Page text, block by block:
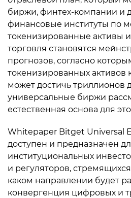
биржи, финтех-компании и
финансовые институты по
токенизированные активы
торговля становятся
прогнозов, согласно
токенизированных активов
может достичь триллионов
универсальные биржи
естественная основа для
Whitepaper Bitget Universal
доступен и предназначен
институциональных
и регуляторов,
каком направлении будет
конвергенция цифровых и